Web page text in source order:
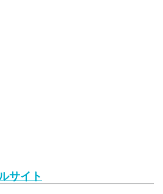
サイト